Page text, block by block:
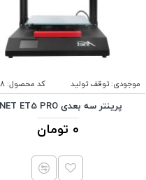
موجودی:توقف تولید کد محصول:
پرینتر سه بعدی ANET ET5 PRO
0 تومان